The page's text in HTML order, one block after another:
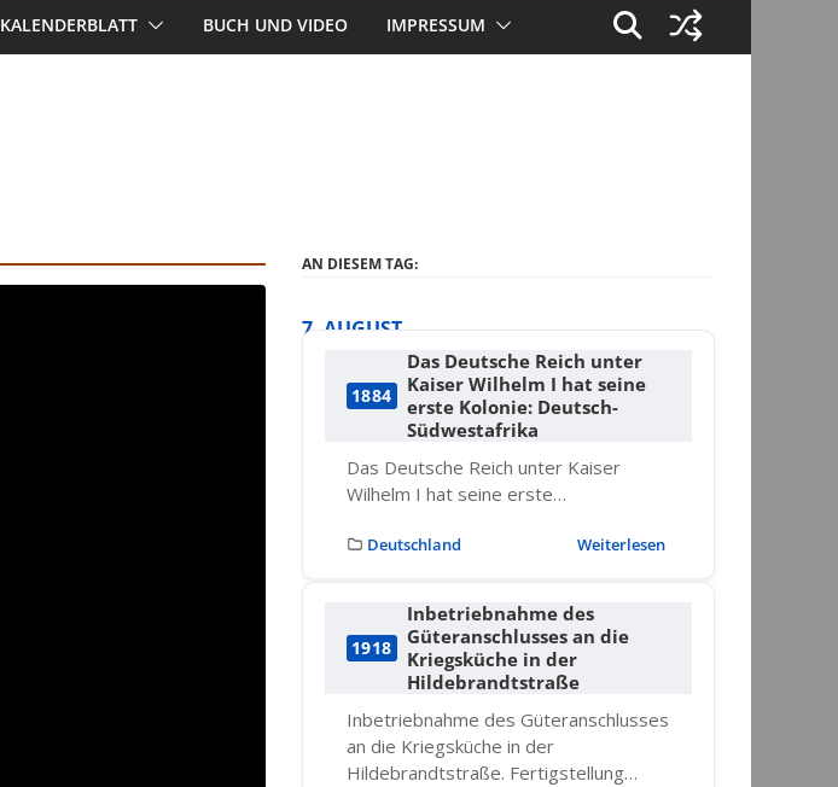
KALENDERBLATT BUCH UND VIDEO IMPRESSUM
AN DIESEM TAG:
7. AUGUST
1884
Das Deutsche Reich unter
Kaiser Wilhelm I hat seine
erste Kolonie: Deutsch-
Südwestafrika
Das Deutsche Reich unter Kaiser
Wilhelm I hat seine erste…
Deutschland Weiterlesen
1918
Inbetriebnahme des
Güteranschlusses an die
Kriegsküche in der
Hildebrandtstraße
Inbetriebnahme des Güteranschlusses
an die Kriegsküche in der
Hildebrandtstraße. Fertigstellung…